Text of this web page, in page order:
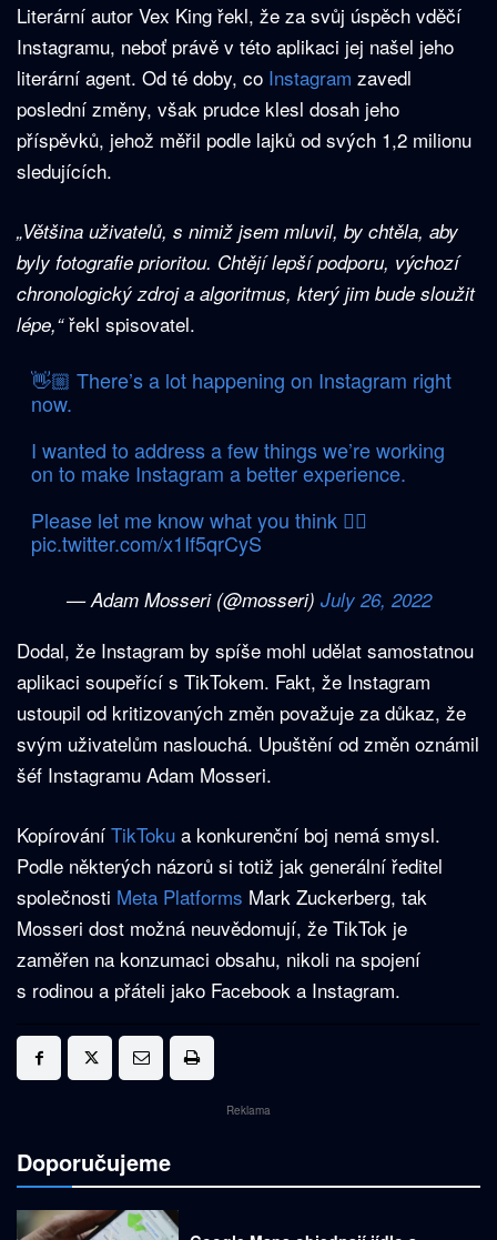
Literární autor Vex King řekl, že za svůj úspěch vděčí
Instagramu, neboť právě v této aplikaci jej našel jeho
literární agent. Od té doby, co Instagram zavedl
poslední změny, však prudce klesl dosah jeho
příspěvků, jehož měřil podle lajků od svých 1,2 milionu
sledujících.
„Většina uživatelů, s nimiž jsem mluvil, by chtěla, aby
byly fotografie prioritou. Chtějí lepší podporu, výchozí
chronologický zdroj a algoritmus, který jim bude sloužit
lépe,“řekl spisovatel.
👋🏼 There’s a lot happening on Instagram right
now.
I wanted to address a few things we’re working
on to make Instagram a better experience.
Please let me know what you think 👇🏼
pic.twitter.com/x1If5qrCyS
— Adam Mosseri (@mosseri) July 26, 2022
Dodal, že Instagram by spíše mohl udělat samostatnou
aplikaci soupeřící s TikTokem. Fakt, že Instagram
ustoupil od kritizovaných změn považuje za důkaz, že
svým uživatelům naslouchá. Upuštění od změn oznámil
šéf Instagramu Adam Mosseri.
Kopírování TikToku a konkurenční boj nemá smysl.
Podle některých názorů si totiž jak generální ředitel
společnosti Meta Platforms Mark Zuckerberg, tak
Mosseri dost možná neuvědomují, že TikTok je
zaměřen na konzumaci obsahu, nikoli na spojení
s rodinou a přáteli jako Facebook a Instagram.
Reklama
Doporučujeme